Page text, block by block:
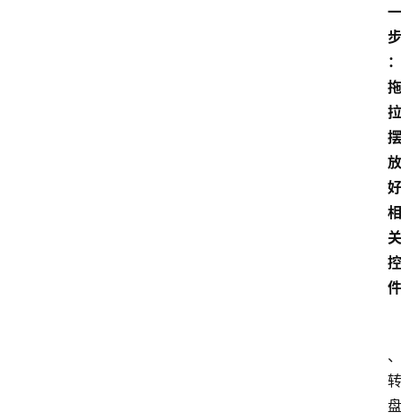
一
步
：
拖
拉
摆
放
好
相
关
控
件
、
转
盘